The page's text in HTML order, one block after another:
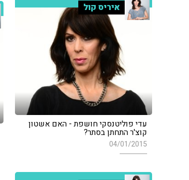
איריס קול
עדי פוליטנסקי חושפת - האם אשטון
קוצ'ר התחתן בסתר?
04/01/2015